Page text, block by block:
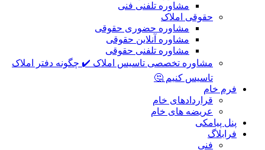
مشاوره تلفنی فنی
حقوقی املاک
مشاوره حضوری حقوقی
مشاوره آنلاین حقوقی
مشاوره تلفنی حقوقی
مشاوره تخصصی تاسیس املاک ✔️ چگونه دفتر املاک
تاسیس کنیم 🤔
فرم خام
قراردادهای خام
عریضه های خام
پنل پیامکی
فرابلاگ
فنی